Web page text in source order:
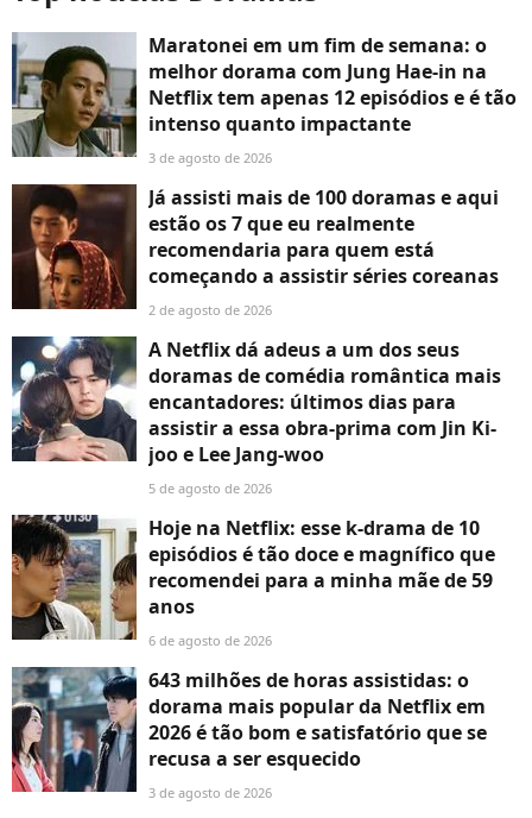
Maratonei em um fim de semana: o
melhor dorama com Jung Hae-in na
Netflix tem apenas 12 episódios e é tão
intenso quanto impactante
3 de agosto de 2026
Já assisti mais de 100 doramas e aqui
estão os 7 que eu realmente
recomendaria para quem está
começando a assistir séries coreanas
2 de agosto de 2026
A Netflix dá adeus a um dos seus
doramas de comédia romântica mais
encantadores: últimos dias para
assistir a essa obra-prima com Jin Ki-
joo e Lee Jang-woo
5 de agosto de 2026
Hoje na Netflix: esse k-drama de 10
episódios é tão doce e magnífico que
recomendei para a minha mãe de 59
anos
6 de agosto de 2026
643 milhões de horas assistidas: o
dorama mais popular da Netflix em
2026 é tão bom e satisfatório que se
recusa a ser esquecido
3 de agosto de 2026